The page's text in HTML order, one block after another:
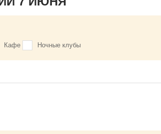
Кафе Ночные клубы